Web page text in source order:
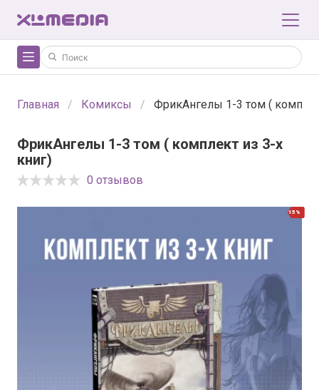
Главная Комиксы ФрикАнгелы 1-3 том (
ФрикАнгелы 1-3 том ( комплект из 3-х
книг)
0 отзывов
15%